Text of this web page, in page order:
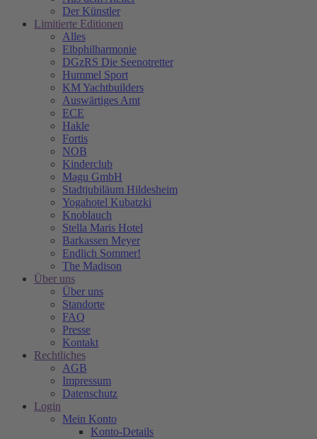
Der Künstler
Limitierte Editionen
Alles
Elbphilharmonie
DGzRS Die Seenotretter
Hummel Sport
KM Yachtbuilders
Auswärtiges Amt
ECE
Hakle
Fortis
NOB
Kinderclub
Magu GmbH
Stadtjubiläum Hildesheim
Yogahotel Kubatzki
Knoblauch
Stella Maris Hotel
Barkassen Meyer
Endlich Sommer!
The Madison
Über uns
Über uns
Standorte
FAQ
Presse
Kontakt
Rechtliches
AGB
Impressum
Datenschutz
Login
Mein Konto
Konto-Details